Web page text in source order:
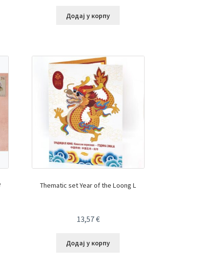
Додај у корпу
Thematic set Year of the Loong L
13,57€
Додај у корпу